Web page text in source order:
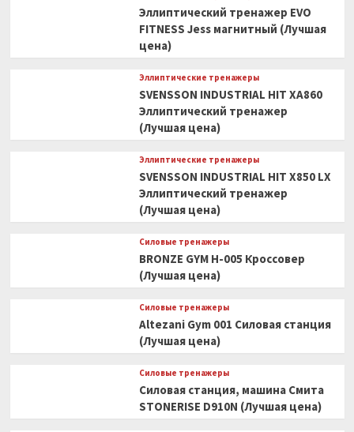
Эллиптический тренажер EVO
FITNESS Jess магнитный (Лучшая
цена)
Эллиптические тренажеры
SVENSSON INDUSTRIAL HIT XA860
Эллиптический тренажер
(Лучшая цена)
Эллиптические тренажеры
SVENSSON INDUSTRIAL HIT X850 LX
Эллиптический тренажер
(Лучшая цена)
Силовые тренажеры
BRONZE GYM H-005 Кроссовер
(Лучшая цена)
Силовые тренажеры
Altezani Gym 001 Силовая станция
(Лучшая цена)
Силовые тренажеры
Силовая станция, машина Смита
STONERISE D910N (Лучшая цена)